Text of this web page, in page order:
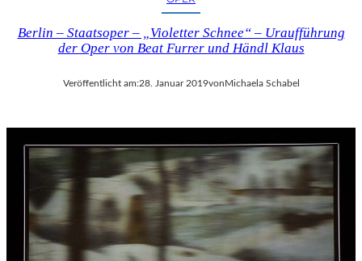
Berlin – Staatsoper – „Violetter Schnee“ – Uraufführung
der Oper von Beat Furrer und Händl Klaus
Veröffentlicht am:28. Januar 2019von Michaela Schabel